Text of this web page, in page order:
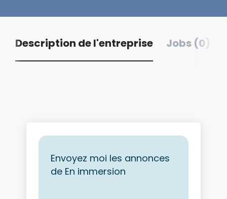
Description de l'entreprise Jobs (0)
Envoyez moi les annonces
de En immersion